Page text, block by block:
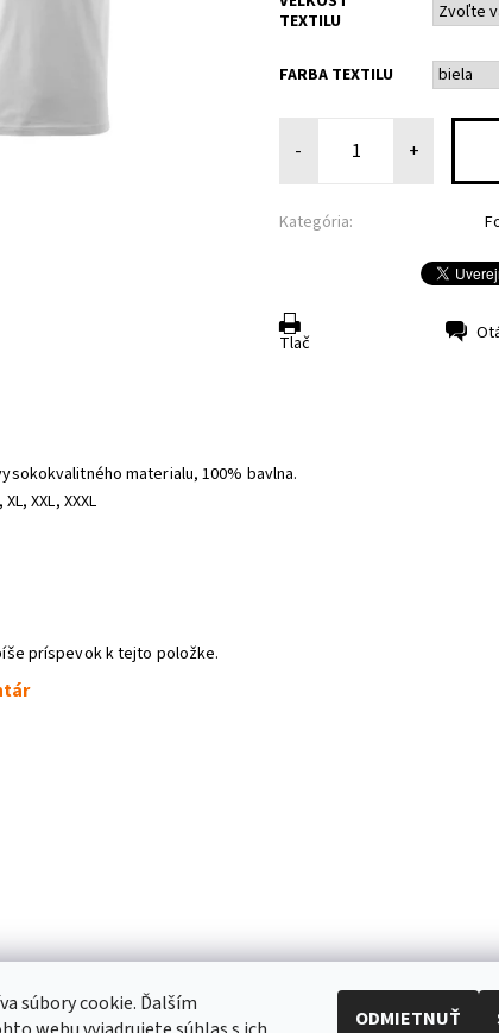
TEXTILU
FARBA TEXTILU
- +
Kategória:
Tlač
materialu, 100% bavlna.
XXL, XXXL
príspevok k tejto položke.
súbory cookie. Ďalším
ODMIETNUŤ